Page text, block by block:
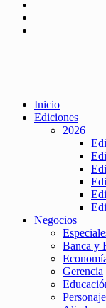
Inicio
Ediciones
2026
Negocios
Banca y
Gerencia